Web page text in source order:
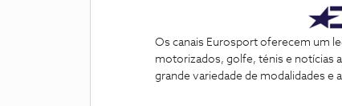
Os canais Eurosport oferecem um
motorizados, golfe, ténis e notícias
grande variedade de modalidades